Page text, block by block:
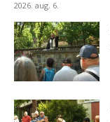
2026. aug. 6.